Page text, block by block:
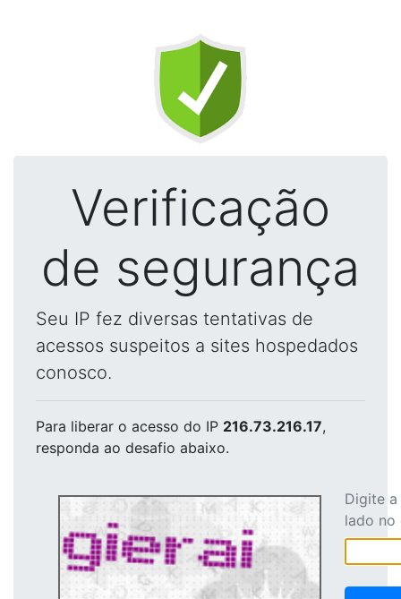
Verificação
de segurança
Seu IP fez diversas tentativas de
acessos suspeitos a sites hospedados
conosco.
Para liberar o acesso do IP 216.73.216.17,
responda ao desafio abaixo.
Digite
lado no